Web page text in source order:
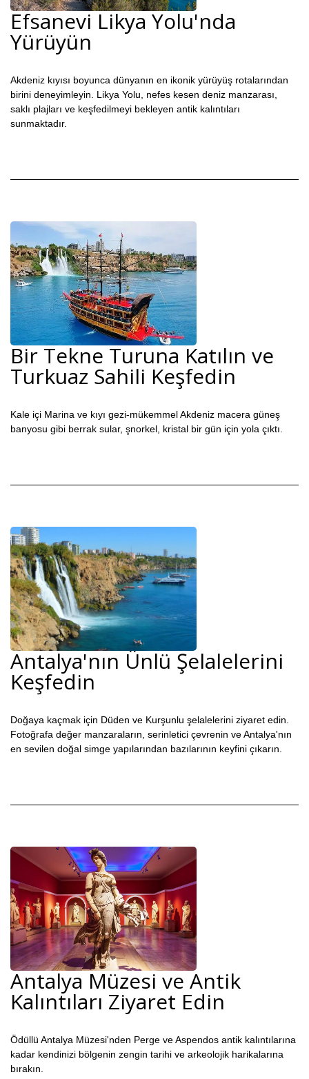
Efsanevi Likya Yolu'nda
Yürüyün
Akdeniz kıyısı boyunca dünyanın en ikonik yürüyüş rotalarından
birini deneyimleyin. Likya Yolu, nefes kesen deniz manzarası,
saklı plajları ve keşfedilmeyi bekleyen antik kalıntıları
sunmaktadır.
Bir Tekne Turuna Katılın ve
Turkuaz Sahili Keşfedin
Kale içi Marina ve kıyı gezi-mükemmel Akdeniz macera güneş
banyosu gibi berrak sular, şnorkel, kristal bir gün için yola çıktı.
Antalya'nın Ünlü Şelalelerini
Keşfedin
Doğaya kaçmak için Düden ve Kurşunlu şelalelerini ziyaret edin.
Fotoğrafa değer manzaraların, serinletici çevrenin ve Antalya'nın
en sevilen doğal simge yapılarından bazılarının keyfini çıkarın.
Antalya Müzesi ve Antik
Kalıntıları Ziyaret Edin
Ödüllü Antalya Müzesi'nden Perge ve Aspendos antik kalıntılarına
kadar kendinizi bölgenin zengin tarihi ve arkeolojik harikalarına
bırakın.